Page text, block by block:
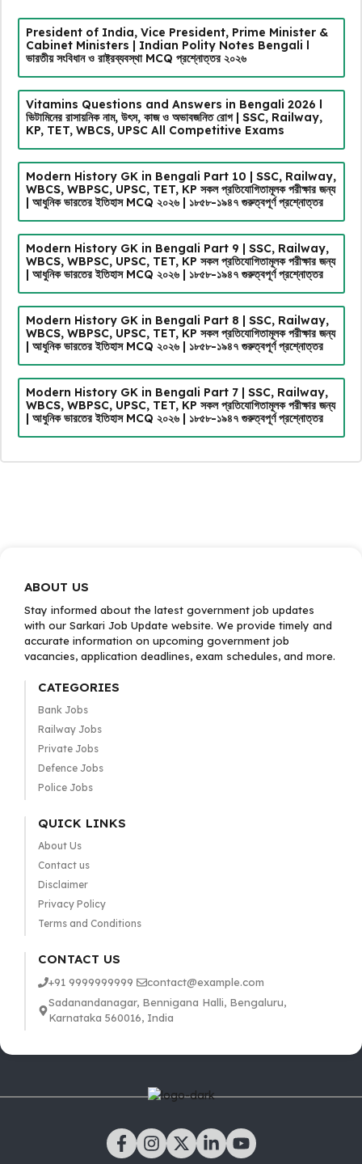
President of India, Vice President, Prime Minister &
Cabinet Ministers | Indian Polity Notes Bengali l
ভারতীয় সংবিধান ও রাষ্ট্রব্যবস্থা MCQ প্রশ্নোত্তর ২০২৬
Vitamins Questions and Answers in Bengali 2026 l
ভিটামিনের রাসায়নিক নাম, উৎস, কাজ ও অভাবজনিত রোগ | SSC, Railway,
KP, TET, WBCS, UPSC All Competitive Exams
Modern History GK in Bengali Part 10 | SSC, Railway,
WBCS, WBPSC, UPSC, TET, KP সকল প্রতিযোগিতামূলক পরীক্ষার জন্য
| আধুনিক ভারতের ইতিহাস MCQ ২০২৬ | ১৮৫৮-১৯৪৭ গুরুত্বপূর্ণ প্রশ্নোত্তর
Modern History GK in Bengali Part 9 | SSC, Railway,
WBCS, WBPSC, UPSC, TET, KP সকল প্রতিযোগিতামূলক পরীক্ষার জন্য
| আধুনিক ভারতের ইতিহাস MCQ ২০২৬ | ১৮৫৮-১৯৪৭ গুরুত্বপূর্ণ প্রশ্নোত্তর
Modern History GK in Bengali Part 8 | SSC, Railway,
WBCS, WBPSC, UPSC, TET, KP সকল প্রতিযোগিতামূলক পরীক্ষার জন্য
| আধুনিক ভারতের ইতিহাস MCQ ২০২৬ | ১৮৫৮-১৯৪৭ গুরুত্বপূর্ণ প্রশ্নোত্তর
Modern History GK in Bengali Part 7 | SSC, Railway,
WBCS, WBPSC, UPSC, TET, KP সকল প্রতিযোগিতামূলক পরীক্ষার জন্য
| আধুনিক ভারতের ইতিহাস MCQ ২০২৬ | ১৮৫৮-১৯৪৭ গুরুত্বপূর্ণ প্রশ্নোত্তর
ABOUT US
Stay informed about the latest government job updates
with our Sarkari Job Update website. We provide timely and
accurate information on upcoming government job
vacancies, application deadlines, exam schedules, and more.
CATEGORIES
Bank Jobs
Railway Jobs
Private Jobs
Defence Jobs
Police Jobs
QUICK LINKS
About Us
Contact us
Disclaimer
Privacy Policy
Terms and Conditions
CONTACT US
+91 9999999999
contact@example.com
Sadanandanagar, Bennigana Halli, Bengaluru,
Karnataka 560016, India